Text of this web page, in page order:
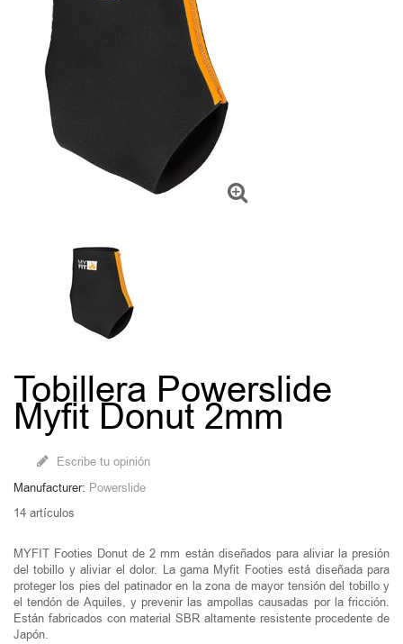
Tobillera Powerslide
Myfit Donut 2mm
Escribe tu opinión
Manufacturer: Powerslide
14 artículos
MYFIT Footies Donut de 2 mm están diseñados para aliviar la presión
del tobillo y aliviar el dolor. La gama Myfit Footies está diseñada para
proteger los pies del patinador en la zona de mayor tensión del tobillo y
el tendón de Aquiles, y prevenir las ampollas causadas por la fricción.
Están fabricados con material SBR altamente resistente procedente de
Japón.